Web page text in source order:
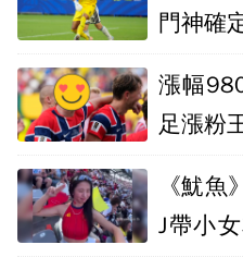
門神確
漲幅
足漲粉
《魷
J帶小